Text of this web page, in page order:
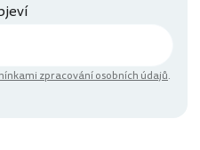
zpracování osobních údajů.